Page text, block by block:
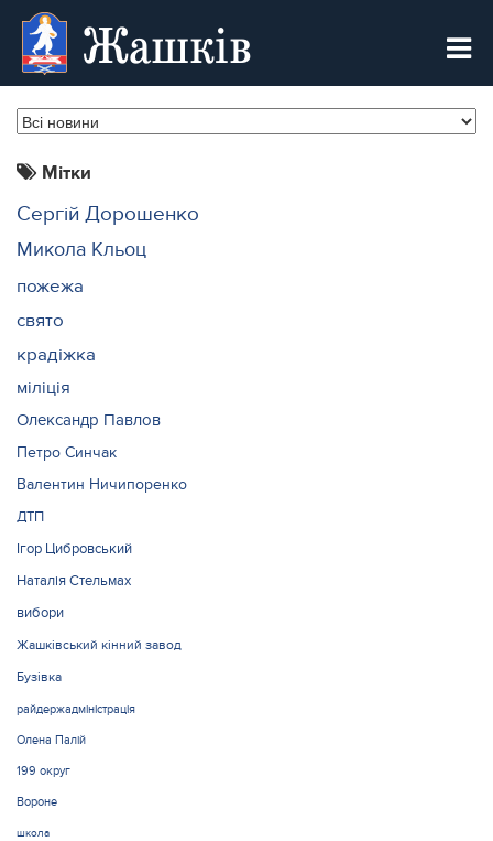
Жашків
Мітки
Сергій Дорошенко
Микола Кльоц
пожежа
свято
крадіжка
міліція
Олександр Павлов
Петро Синчак
Валентин Ничипоренко
ДТП
Ігор Цибровський
Наталія Стельмах
вибори
Жашківський кінний завод
Бузівка
райдержадміністрація
Олена Палій
199 округ
Вороне
школа